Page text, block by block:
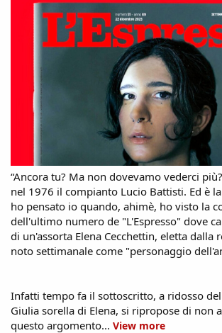
“Ancora tu? Ma non dovevamo vederci
nel 1976 il compianto Lucio Battisti. Ed è
ho pensato io quando, ahimè, ho visto la
dell'ultimo numero de "L'Espresso" dove
di un'assorta Elena Cecchettin, eletta dalla
noto settimanale come "personaggio
Infatti tempo fa il sottoscritto, a ridosso
Giulia sorella di Elena, si ripropose di non
questo argomento... View more